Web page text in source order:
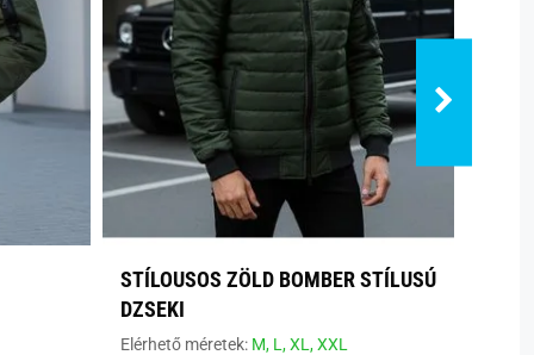
STÍLOUSOS ZÖLD BOMBER STÍLUSÚ
DZSEKI
Elérhető méretek: M, L,XL,XXL